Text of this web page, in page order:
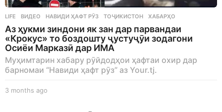
LIFE ВИДЕО ,НАВИДИ ҲАФТ РӮЗ ,ТОҶИКИСТОН ,ХАБАРҲО
Аз ҳукми зиндони як зан дар парвандаи
«Крокус» то боздошту ҷустуҷӯи зодагони
Осиёи Марказӣ дар ИМА
Муҳимтарин хабару рӯйдодҳои ҳафтаи охир дар
барномаи “Навиди ҳафт рӯз” аз Your.tj.
3 months ago